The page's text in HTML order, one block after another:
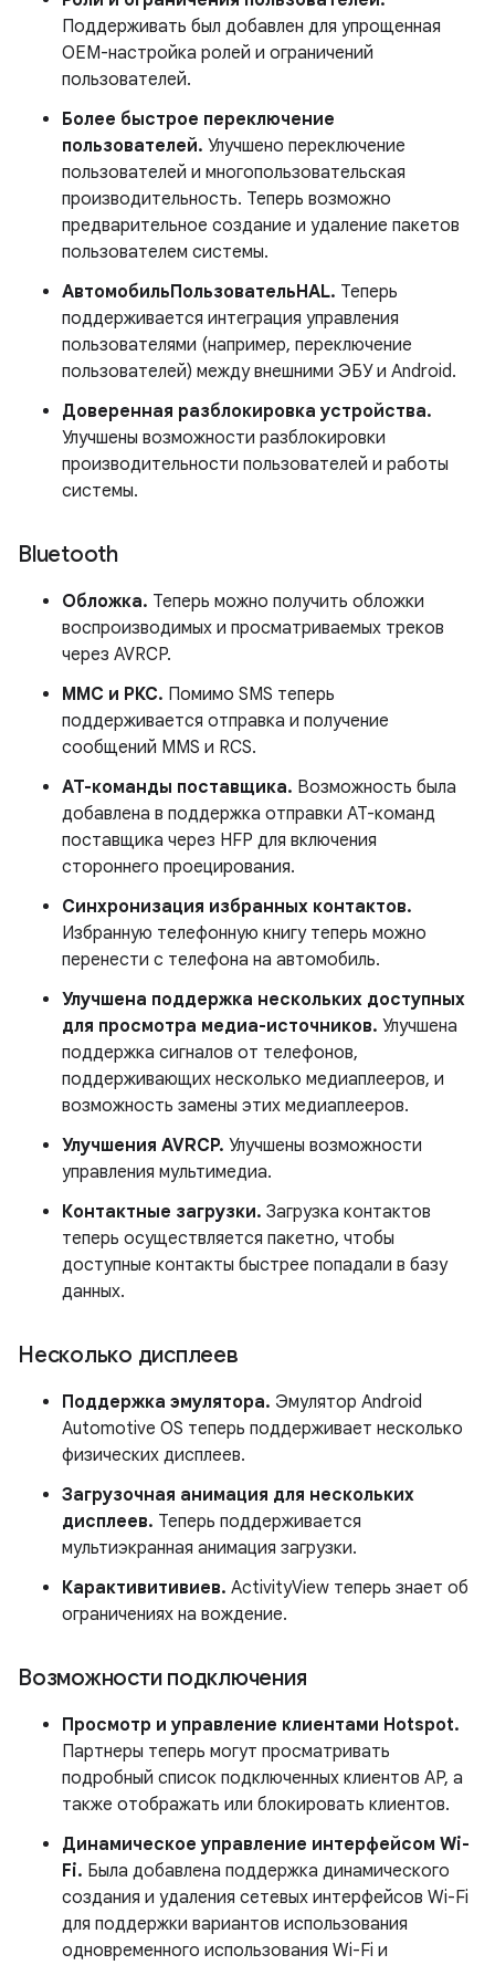
Поддерживать был добавлен для упрощенная
OEM-настройка ролей и ограничений
пользователей.
Более быстрое переключение
пользователей. Улучшено переключение
пользователей и многопользовательская
производительность. Теперь возможно
предварительное создание и удаление пакетов
пользователем системы.
АвтомобильПользовательHAL. Теперь
поддерживается интеграция управления
пользователями (например, переключение
пользователей) между внешними ЭБУ и Android.
Доверенная разблокировка устройства.
Улучшены возможности разблокировки
производительности пользователей и работы
системы.
Bluetooth
Обложка. Теперь можно получить обложки
воспроизводимых и просматриваемых треков
через AVRCP.
ММС и РКС. Помимо SMS теперь
поддерживается отправка и получение
сообщений MMS и RCS.
AT-команды поставщика. Возможность была
добавлена ​​в поддержка отправки AT-команд
поставщика через HFP для включения
стороннего проецирования.
Синхронизация избранных контактов.
Избранную телефонную книгу теперь можно
перенести с телефона на автомобиль.
Улучшена поддержка нескольких доступных
для просмотра медиа-источников. Улучшена
поддержка сигналов от телефонов,
поддерживающих несколько медиаплееров, и
возможность замены этих медиаплееров.
Улучшения AVRCP. Улучшены возможности
управления мультимедиа.
Контактные загрузки. Загрузка контактов
теперь осуществляется пакетно, чтобы
доступные контакты быстрее попадали в базу
данных.
Несколько дисплеев
Поддержка эмулятора. Эмулятор Android
Automotive OS теперь поддерживает несколько
физических дисплеев.
Загрузочная анимация для нескольких
дисплеев. Теперь поддерживается
мультиэкранная анимация загрузки.
Карактивитивиев. ActivityView теперь знает об
ограничениях на вождение.
Возможности подключения
Просмотр и управление клиентами Hotspot.
Партнеры теперь могут просматривать
подробный список подключенных клиентов AP, а
также отображать или блокировать клиентов.
Динамическое управление интерфейсом Wi-
Fi. Была добавлена ​​поддержка динамического
создания и удаления сетевых интерфейсов Wi-Fi
для поддержки вариантов использования
одновременного использования Wi-Fi и